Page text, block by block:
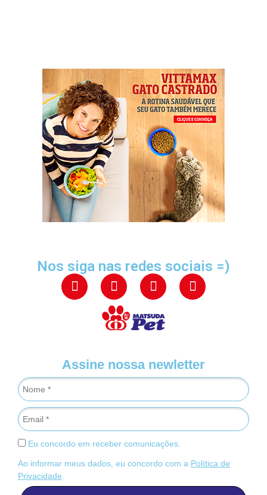
Nos siga nas redes sociais =)
Assine nossa newletter
Eu concordo em receber comunicações.
Ao informar meus dados, eu concordo com a Política de
Privacidade